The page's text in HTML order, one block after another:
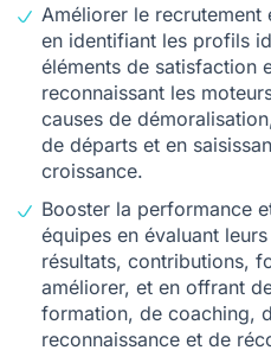
Améliorer le recrutement
en identifiant les profils
éléments de satisfaction
reconnaissant les
causes de
de départs et en
croissance.
Booster la performance
équipes en évaluant
résultats, contributions,
améliorer, et en offrant
formation, de coaching,
reconnaissance et de